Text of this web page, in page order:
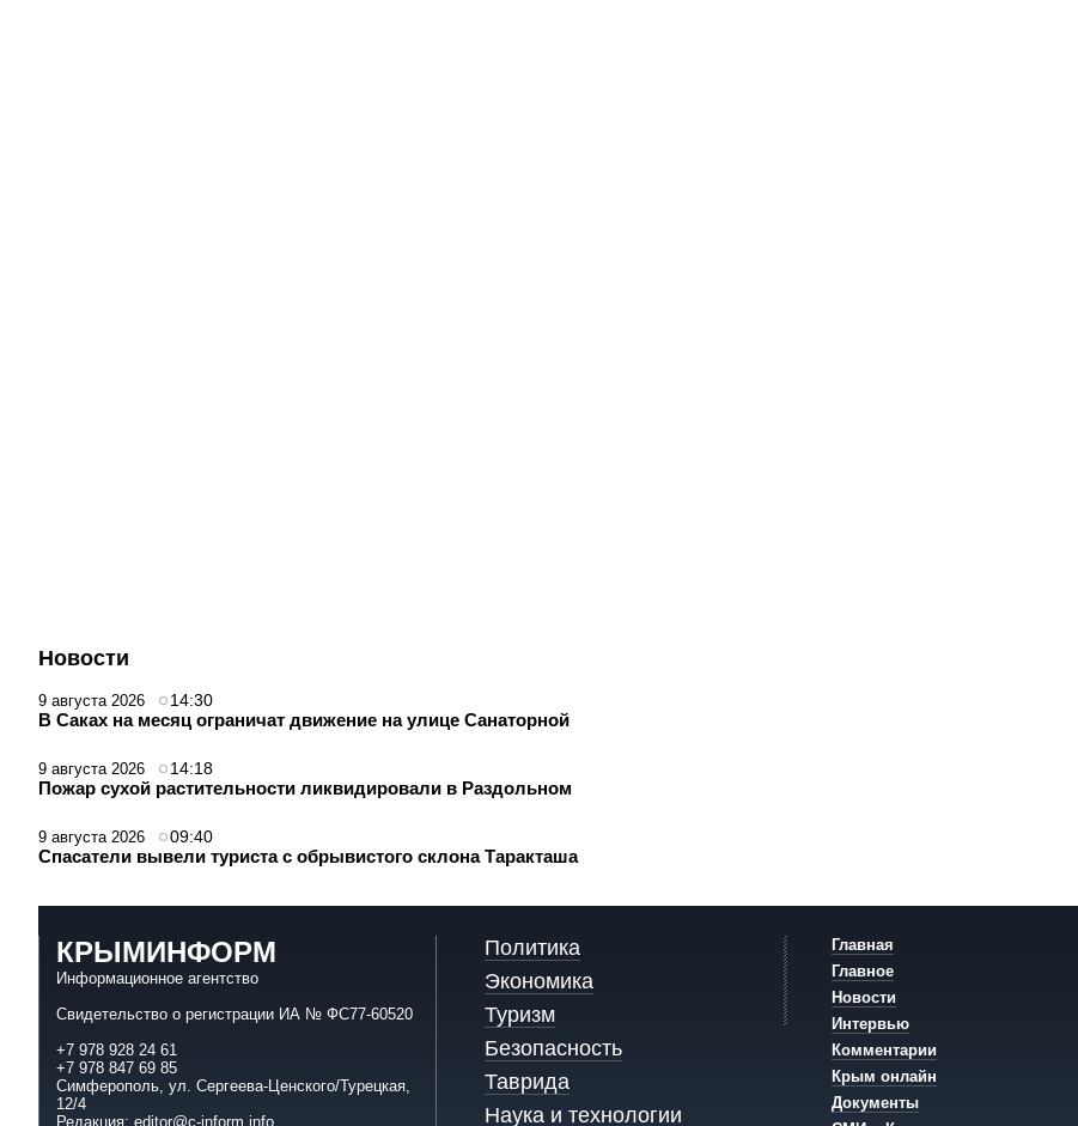
Новости
9 августа 2026 14:30
В Саках на месяц ограничат движение на улице Санаторной
9 августа 2026 14:18
Пожар сухой растительности ликвидировали в Раздольном
9 августа 2026 09:40
Спасатели вывели туриста с обрывистого склона Таракташа
КРЫМИНФОРМ
Информационное агентство
Свидетельство о регистрации ИА № ФС77-60520
+7 978 928 24 61
+7 978 847 69 85
Симферополь, ул. Сергеева-Ценского/Турецкая,
12/4
Редакция: editor@c-inform.info
Политика
Экономика
Туризм
Безопасность
Таврида
Наука и технологии
Главная
Главное
Новости
Интервью
Комментарии
Крым онлайн
Документы